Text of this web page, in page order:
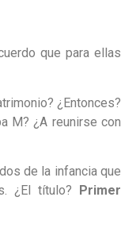
que para ellas
¿Entonces?
M? ¿A reunirse con
de la infancia que
¿El título?
Primer